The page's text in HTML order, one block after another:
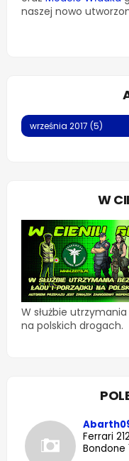
naszej nowo
W
W służbie
na polskich drogach.
Ferrari
Bondone